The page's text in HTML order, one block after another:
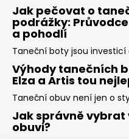
Jak pečovat o
podrážky:
a pohodlí
Taneční boty jsou investicí
Výhody tanečních
Elza a Artis tou
Taneční obuv není jen o
Jak správně
obuvi?